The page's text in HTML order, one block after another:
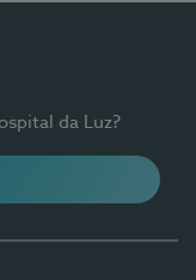
da Luz?